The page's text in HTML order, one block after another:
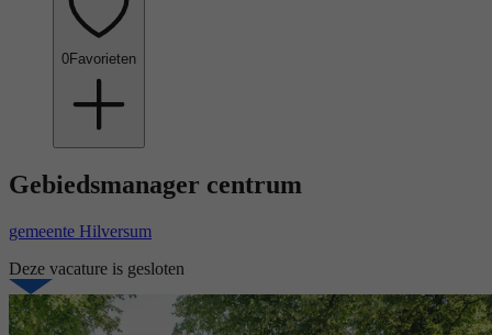
0Favorieten
Gebiedsmanager centrum
gemeente Hilversum
Deze vacature is gesloten